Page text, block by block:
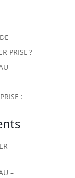
PRISE ?
:
–